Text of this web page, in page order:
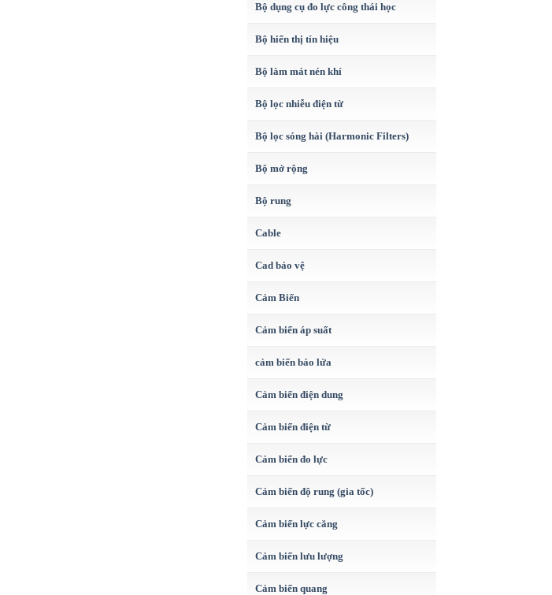
Bộ dụng cụ đo lực công thái học
Bộ hiển thị tín hiệu
Bộ làm mát nén khí
Bộ lọc nhiễu điện từ
Bộ lọc sóng hài (Harmonic Filters)
Bộ mở rộng
Bộ rung
Cable
Cad bảo vệ
Cảm Biến
Cảm biến áp suất
cảm biến báo lửa
Cảm biến điện dung
Cảm biến điện từ
Cảm biến đo lực
Cảm biến độ rung (gia tốc)
Cảm biến lực căng
Cảm biến lưu lượng
Cảm biến quang